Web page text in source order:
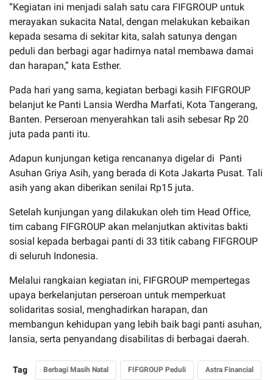
“Kegiatan ini menjadi salah satu cara FIFGROUP untuk
merayakan sukacita Natal, dengan melakukan kebaikan
kepada sesama di sekitar kita, salah satunya dengan
peduli dan berbagi agar hadirnya natal membawa damai
dan harapan,” kata Esther.
Pada hari yang sama, kegiatan berbagi kasih FIFGROUP
belanjut ke Panti Lansia Werdha Marfati, Kota Tangerang,
Banten. Perseroan menyerahkan tali asih sebesar Rp 20
juta pada panti itu.
Adapun kunjungan ketiga rencananya digelar di Panti
Asuhan Griya Asih, yang berada di Kota Jakarta Pusat. Tali
asih yang akan diberikan senilai Rp15 juta.
Setelah kunjungan yang dilakukan oleh tim Head Office,
tim cabang FIFGROUP akan melanjutkan aktivitas bakti
sosial kepada berbagai panti di 33 titik cabang FIFGROUP
di seluruh Indonesia.
Melalui rangkaian kegiatan ini, FIFGROUP mempertegas
upaya berkelanjutan perseroan untuk memperkuat
solidaritas sosial, menghadirkan harapan, dan
membangun kehidupan yang lebih baik bagi panti asuhan,
lansia, serta penyandang disabilitas di berbagai daerah.
Tag Berbagi Masih Natal FIFGROUP Peduli Astra Financial